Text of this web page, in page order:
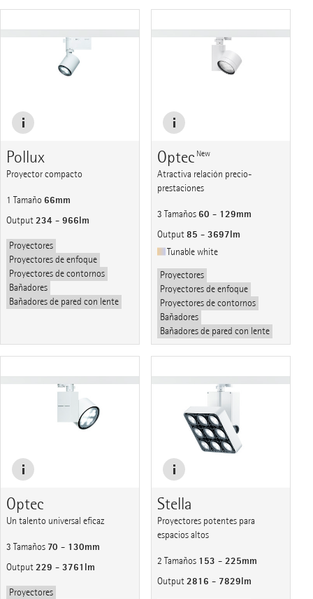
Pollux
Proyector compacto
1 Tamaño 66mm
Output234 - 966lm
Proyectores
Proyectores de enfoque
Proyectores de contornos
Bañadores
Bañadores de pared con lente
OptecNew
Atractiva relación precio-
prestaciones
3 Tamaños 60 - 129mm
Output85 - 3697lm
Tunable white
Proyectores
Proyectores de enfoque
Proyectores de contornos
Bañadores
Bañadores de pared con lente
Optec
Un talento universal eficaz
3 Tamaños 70 - 130mm
Output229 - 3761lm
Proyectores
Stella
Proyectores potentes para
espacios altos
2 Tamaños 153 - 225mm
Output2816 - 7829lm